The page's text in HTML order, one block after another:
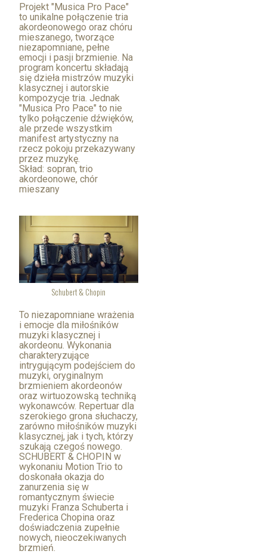
Projekt "Musica Pro Pace"
to unikalne połączenie tria
akordeonowego oraz chóru
mieszanego, tworzące
niezapomniane, pełne
emocji i pasji brzmienie. Na
program koncertu składają
się dzieła mistrzów muzyki
klasycznej i autorskie
kompozycje tria. Jednak
"Musica Pro Pace" to nie
tylko połączenie dźwięków,
ale przede wszystkim
manifest artystyczny na
rzecz pokoju przekazywany
przez muzykę.
Skład: sopran, trio
akordeonowe, chór
mieszany
Schubert & Chopin
To niezapomniane wrażenia
i emocje dla miłośników
muzyki klasycznej i
akordeonu. Wykonania
charakteryzujące
intrygującym podejściem do
muzyki, oryginalnym
brzmieniem akordeonów
oraz wirtuozowską techniką
wykonawców. Repertuar dla
szerokiego grona słuchaczy,
zarówno miłośników muzyki
klasycznej, jak i tych, którzy
szukają czegoś nowego.
SCHUBERT & CHOPIN w
wykonaniu Motion Trio to
doskonała okazja do
zanurzenia się w
romantycznym świecie
muzyki Franza Schuberta i
Frederica Chopina oraz
doświadczenia zupełnie
nowych, nieoczekiwanych
brzmień.